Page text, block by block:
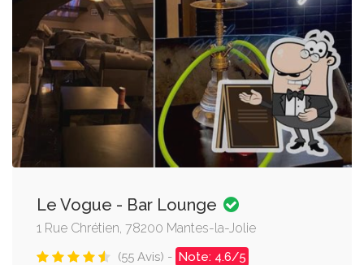
Le Vogue - Bar Lounge
1 Rue Chrétien, 78200 Mantes-la-Jolie
(55 Avis) - Note: 4.6/5